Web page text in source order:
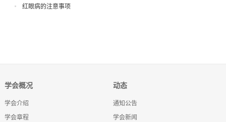
红眼病的注意事项
学会概况
学会介绍
学会章程
动态
通知公告
学会新闻